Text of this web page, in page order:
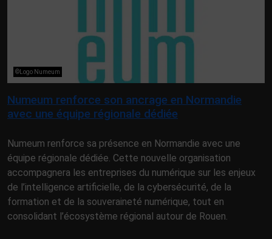
©Logo Numeum
Numeum renforce son ancrage en Normandie
avec une équipe régionale dédiée
Numeum renforce sa présence en Normandie avec une
équipe régionale dédiée. Cette nouvelle organisation
accompagnera les entreprises du numérique sur les enjeux
de l’intelligence artificielle, de la cybersécurité, de la
formation et de la souveraineté numérique, tout en
consolidant l’écosystème régional autour de Rouen.